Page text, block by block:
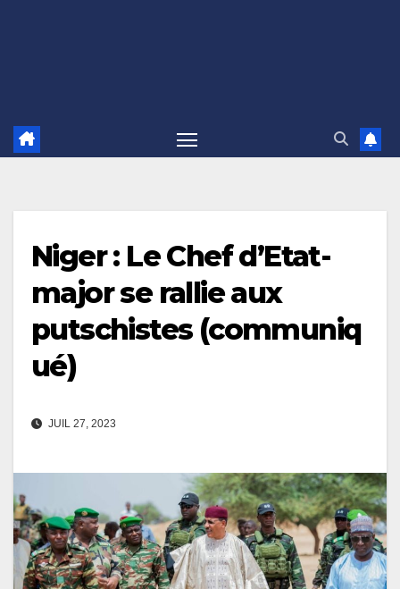
Niger : Le Chef d’Etat-
major se rallie aux
putschistes (communiq
ué)
JUIL 27, 2023